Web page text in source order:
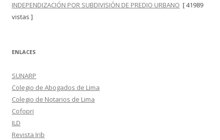
INDEPENDIZACIÓN POR SUBDIVISIÓN DE PREDIO URBANO [ 41989
vistas ]
ENLACES
SUNARP
Colegio de Abogados de Lima
Colegio de Notarios de Lima
Cofopri
ILD
Revista Irib